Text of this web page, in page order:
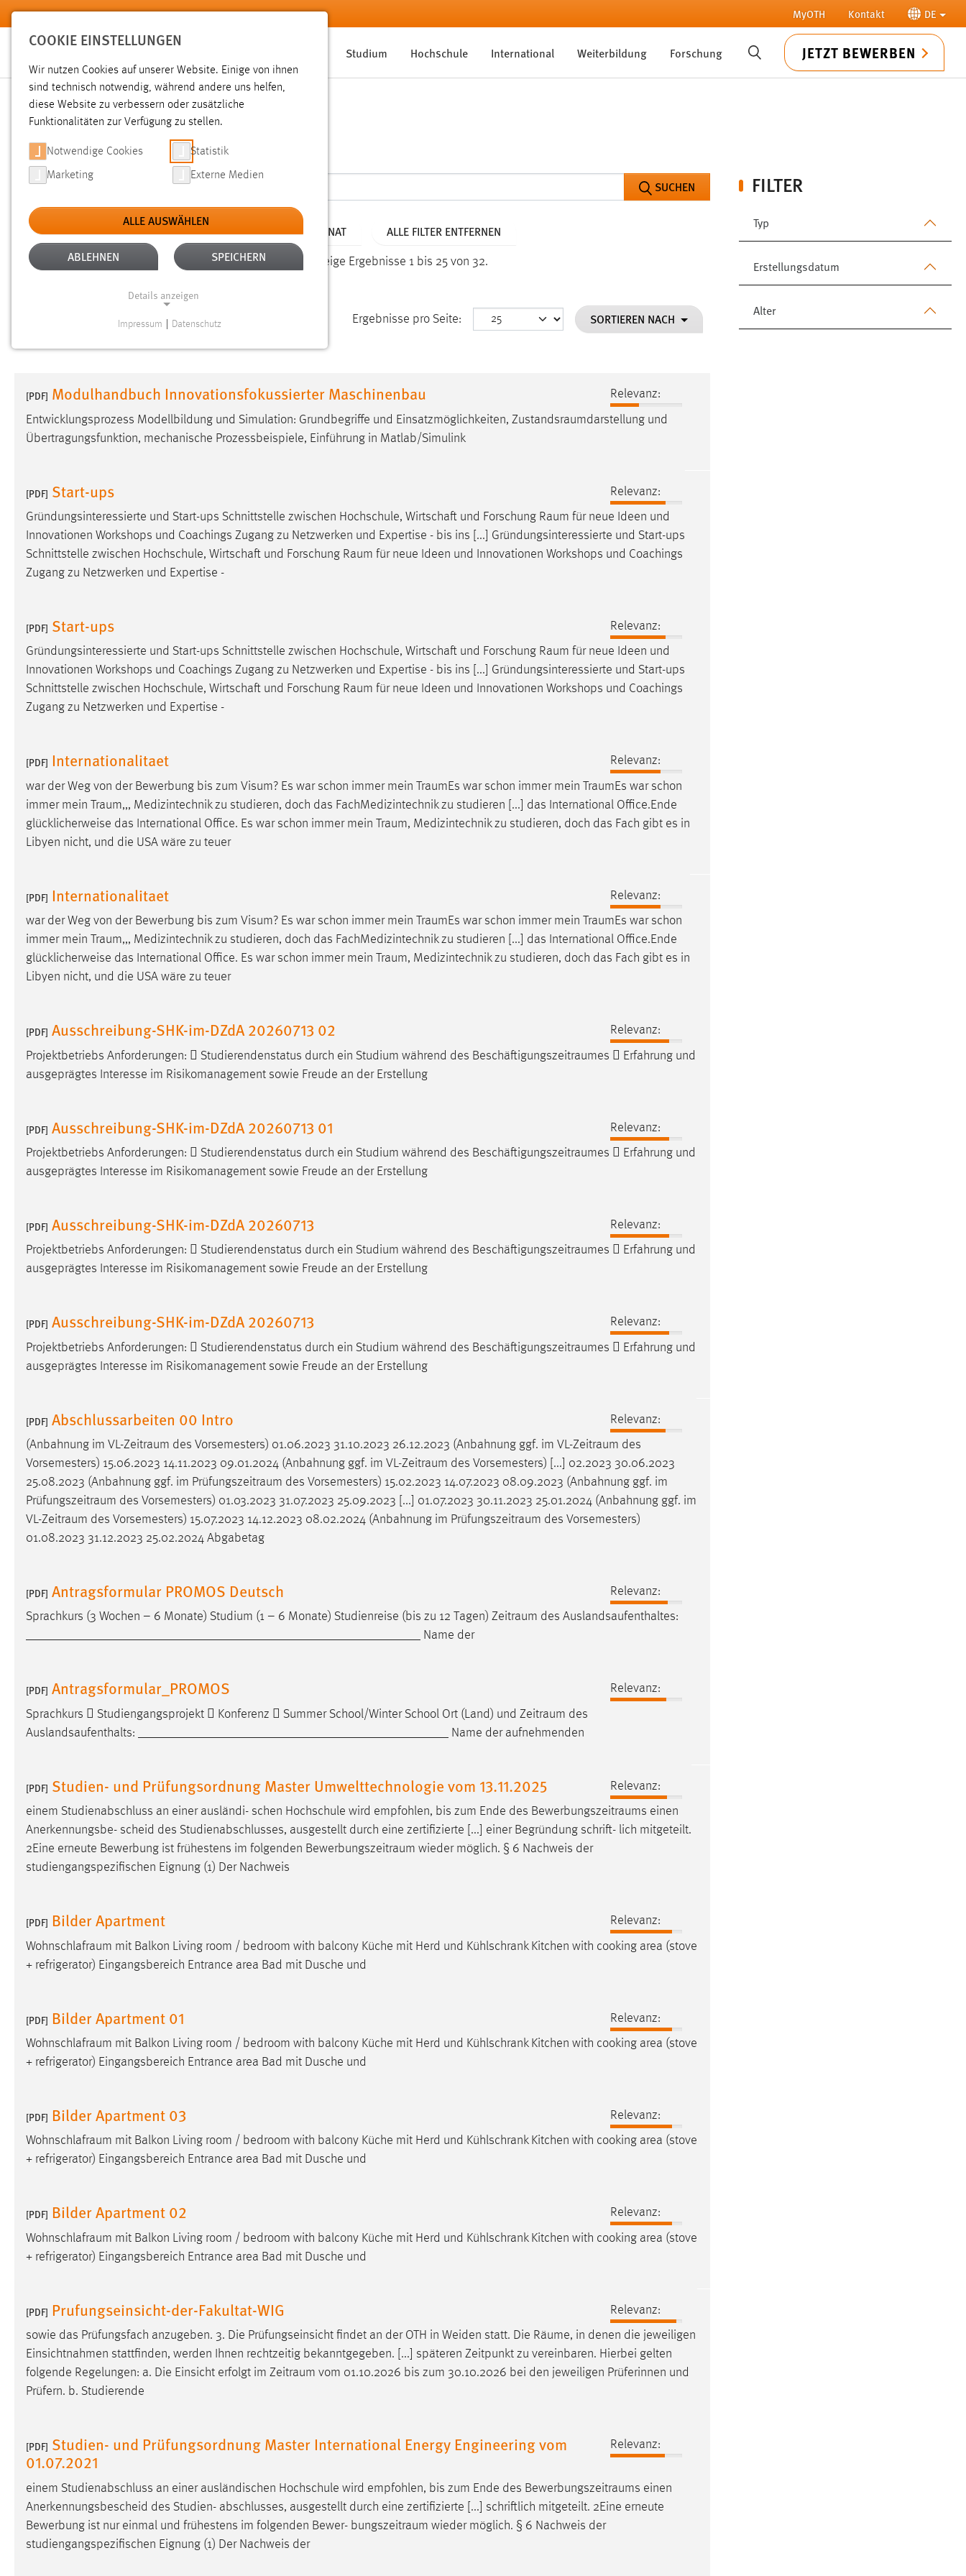
Zum Hauptinhalt springen MyOTH Kontakt DE
Studium Hochschule International Weiterbildung Forschung SUCHE JETZT BEWERBEN
SUCHE
FILTER
Typ
Erstellungsdatum
Alter
SUCHEN
Aktive Filter: TYP: DATEIEN ALTER: 1 WOCHE BIS 1 MONAT ALLE FILTER ENTFERNEN
Gesucht nach "raum". Es wurden 32 Ergebnisse gefunden. Zeige Ergebnisse 1 bis 25 von 32.
Ergebnisse pro Seite: SORTIEREN NACH
[PDF] Modulhandbuch Innovationsfokussierter Maschinenbau
Relevanz:
Entwicklungsprozess Modellbildung und Simulation: Grundbegriffe und Einsatzmöglichkeiten, Zustandsraumdarstellung und
Übertragungsfunktion, mechanische Prozessbeispiele, Einführung in Matlab/Simulink
[PDF] Start-ups
Relevanz:
Gründungsinteressierte und Start-ups Schnittstelle zwischen Hochschule, Wirtschaft und Forschung Raum für neue Ideen und
Innovationen Workshops und Coachings Zugang zu Netzwerken und Expertise - bis ins [...] Gründungsinteressierte und Start-ups
Schnittstelle zwischen Hochschule, Wirtschaft und Forschung Raum für neue Ideen und Innovationen Workshops und Coachings
Zugang zu Netzwerken und Expertise -
[PDF] Start-ups
Relevanz:
Gründungsinteressierte und Start-ups Schnittstelle zwischen Hochschule, Wirtschaft und Forschung Raum für neue Ideen und
Innovationen Workshops und Coachings Zugang zu Netzwerken und Expertise - bis ins [...] Gründungsinteressierte und Start-ups
Schnittstelle zwischen Hochschule, Wirtschaft und Forschung Raum für neue Ideen und Innovationen Workshops und Coachings
Zugang zu Netzwerken und Expertise -
[PDF] Internationalitaet
Relevanz:
war der Weg von der Bewerbung bis zum Visum? Es war schon immer mein TraumEs war schon immer mein TraumEs war schon
immer mein Traum,,, Medizintechnik zu studieren, doch das FachMedizintechnik zu studieren [...] das International Office.Ende
glücklicherweise das International Office. Es war schon immer mein Traum, Medizintechnik zu studieren, doch das Fach gibt es in
Libyen nicht, und die USA wäre zu teuer
[PDF] Internationalitaet
Relevanz:
war der Weg von der Bewerbung bis zum Visum? Es war schon immer mein TraumEs war schon immer mein TraumEs war schon
immer mein Traum,,, Medizintechnik zu studieren, doch das FachMedizintechnik zu studieren [...] das International Office.Ende
glücklicherweise das International Office. Es war schon immer mein Traum, Medizintechnik zu studieren, doch das Fach gibt es in
Libyen nicht, und die USA wäre zu teuer
[PDF] Ausschreibung-SHK-im-DZdA 20260713 02
Relevanz:
Projektbetriebs Anforderungen:  Studierendenstatus durch ein Studium während des Beschäftigungszeitraumes  Erfahrung und
ausgeprägtes Interesse im Risikomanagement sowie Freude an der Erstellung
[PDF] Ausschreibung-SHK-im-DZdA 20260713 01
Relevanz:
Projektbetriebs Anforderungen:  Studierendenstatus durch ein Studium während des Beschäftigungszeitraumes  Erfahrung und
ausgeprägtes Interesse im Risikomanagement sowie Freude an der Erstellung
[PDF] Ausschreibung-SHK-im-DZdA 20260713
Relevanz:
Projektbetriebs Anforderungen:  Studierendenstatus durch ein Studium während des Beschäftigungszeitraumes  Erfahrung und
ausgeprägtes Interesse im Risikomanagement sowie Freude an der Erstellung
[PDF] Ausschreibung-SHK-im-DZdA 20260713
Relevanz:
Projektbetriebs Anforderungen:  Studierendenstatus durch ein Studium während des Beschäftigungszeitraumes  Erfahrung und
ausgeprägtes Interesse im Risikomanagement sowie Freude an der Erstellung
[PDF] Abschlussarbeiten 00 Intro
Relevanz:
(Anbahnung im VL-Zeitraum des Vorsemesters) 01.06.2023 31.10.2023 26.12.2023 (Anbahnung ggf. im VL-Zeitraum des
Vorsemesters) 15.06.2023 14.11.2023 09.01.2024 (Anbahnung ggf. im VL-Zeitraum des Vorsemesters) [...] 02.2023 30.06.2023
25.08.2023 (Anbahnung ggf. im Prüfungszeitraum des Vorsemesters) 15.02.2023 14.07.2023 08.09.2023 (Anbahnung ggf. im
Prüfungszeitraum des Vorsemesters) 01.03.2023 31.07.2023 25.09.2023 [...] 01.07.2023 30.11.2023 25.01.2024 (Anbahnung ggf. im
VL-Zeitraum des Vorsemesters) 15.07.2023 14.12.2023 08.02.2024 (Anbahnung im Prüfungszeitraum des Vorsemesters)
01.08.2023 31.12.2023 25.02.2024 Abgabetag
[PDF] Antragsformular PROMOS Deutsch
Relevanz:
Sprachkurs (3 Wochen – 6 Monate) Studium (1 – 6 Monate) Studienreise (bis zu 12 Tagen) Zeitraum des Auslandsaufenthaltes:
_____________________________________________________________ Name der
[PDF] Antragsformular_PROMOS
Relevanz:
Sprachkurs  Studiengangsprojekt  Konferenz  Summer School/Winter School Ort (Land) und Zeitraum des
Auslandsaufenthalts: ________________________________________________ Name der aufnehmenden
[PDF] Studien- und Prüfungsordnung Master Umwelttechnologie vom 13.11.2025
Relevanz:
einem Studienabschluss an einer ausländi- schen Hochschule wird empfohlen, bis zum Ende des Bewerbungszeitraums einen
Anerkennungsbe- scheid des Studienabschlusses, ausgestellt durch eine zertifizierte [...] einer Begründung schrift- lich mitgeteilt.
2Eine erneute Bewerbung ist frühestens im folgenden Bewerbungszeitraum wieder möglich. § 6 Nachweis der
studiengangspezifischen Eignung (1) Der Nachweis
[PDF] Bilder Apartment
Relevanz:
Wohnschlafraum mit Balkon Living room / bedroom with balcony Küche mit Herd und Kühlschrank Kitchen with cooking area (stove
+ refrigerator) Eingangsbereich Entrance area Bad mit Dusche und
[PDF] Bilder Apartment 01
Relevanz:
Wohnschlafraum mit Balkon Living room / bedroom with balcony Küche mit Herd und Kühlschrank Kitchen with cooking area (stove
+ refrigerator) Eingangsbereich Entrance area Bad mit Dusche und
[PDF] Bilder Apartment 03
Relevanz:
Wohnschlafraum mit Balkon Living room / bedroom with balcony Küche mit Herd und Kühlschrank Kitchen with cooking area (stove
+ refrigerator) Eingangsbereich Entrance area Bad mit Dusche und
[PDF] Bilder Apartment 02
Relevanz:
Wohnschlafraum mit Balkon Living room / bedroom with balcony Küche mit Herd und Kühlschrank Kitchen with cooking area (stove
+ refrigerator) Eingangsbereich Entrance area Bad mit Dusche und
[PDF] Prufungseinsicht-der-Fakultat-WIG
Relevanz:
sowie das Prüfungsfach anzugeben. 3. Die Prüfungseinsicht findet an der OTH in Weiden statt. Die Räume, in denen die jeweiligen
Einsichtnahmen stattfinden, werden Ihnen rechtzeitig bekanntgegeben. [...] späteren Zeitpunkt zu vereinbaren. Hierbei gelten
folgende Regelungen: a. Die Einsicht erfolgt im Zeitraum vom 01.10.2026 bis zum 30.10.2026 bei den jeweiligen Prüferinnen und
Prüfern. b. Studierende
[PDF] Studien- und Prüfungsordnung Master International Energy Engineering vom
01.07.2021
Relevanz:
einem Studienabschluss an einer ausländischen Hochschule wird empfohlen, bis zum Ende des Bewerbungszeitraums einen
Anerkennungsbescheid des Studien- abschlusses, ausgestellt durch eine zertifizierte [...] schriftlich mitgeteilt. 2Eine erneute
Bewerbung ist nur einmal und frühestens im folgenden Bewer- bungszeitraum wieder möglich. § 6 Nachweis der
studiengangspezifischen Eignung (1) Der Nachweis der
COOKIE EINSTELLUNGEN
Wir nutzen Cookies auf unserer Website. Einige von ihnen
sind technisch notwendig, während andere uns helfen,
diese Website zu verbessern oder zusätzliche
Funktionalitäten zur Verfügung zu stellen.
Notwendige Cookies Statistik
Marketing Externe Medien
ALLE AUSWÄHLEN
ABLEHNEN SPEICHERN
Details anzeigen
Website erforderlich.
Einverständnis
Zweck:
des Benutzers
Cookie Laufzeit: 1 Jahr
in diesem Cookie gespeichert, ob man
eingeloggt ist.
Sprachpräferenz
Zweck:
Das Cookie speichert die gewählte
Sprache der Website.
Cookie Laufzeit: 30 Tage
mibew_locale, mibew-chat-frame-style-
5e9dbeb1811c0446
Zweck:
Wird benötigt um die Chatfunktion
nutzen zu können.
Cookie Laufzeit: MibewSessionID, mibew-chat-frame-
Jahre, MIBEW_UserID = 1 Jahr
Login
Zweck:
Dieser Cookie ist notwendig um sich an
Cookie Laufzeit: 24 Stunden
STATISTIK
Statistik Cookies erfassen Informationen anonym.
Diese Informationen helfen uns zu verstehen, wie
Matomo
Name: _pk_ref, _pk_cvar, _pk_id, _pk_ses
Zweck:
MARKETING
Marketing Cookies werden von Drittanbietern
verwendet, um personalisierte Werbung anzuzeigen.
Sie tun dies, indem sie Besucher über Websites
hinweg verfolgen.
Name: _gcl_au
Anbieter: Google Ireland Limited
Cookie Laufzeit:
Facebook Pixel
Anbieter:
Zweck: Conversion-Tracking
Cookie Laufzeit: 3 Monate
Um Inhalte von Videoplattformen und Social Media
Plattformen anzeigen zu können, werden von diesen
externen Medien Cookies gesetzt.
Vimeo
Impressum Datenschutz